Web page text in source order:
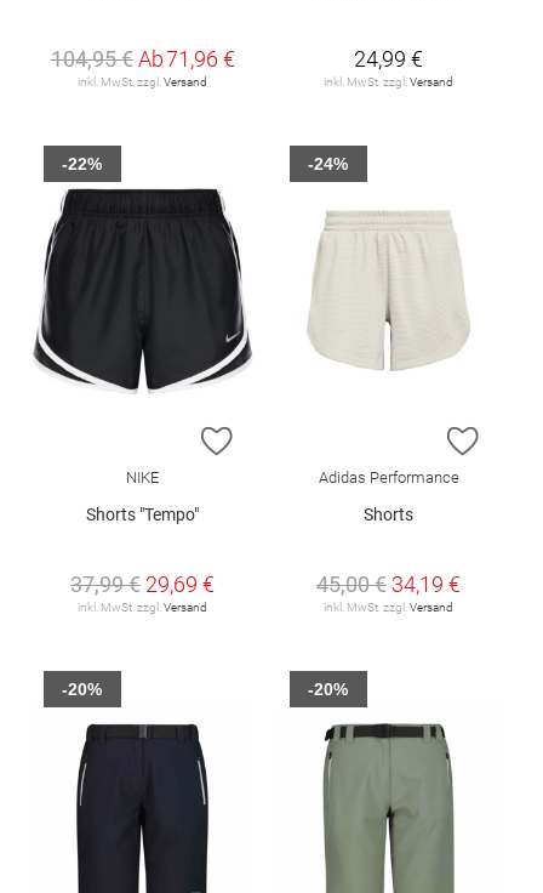
104,95 € Ab71,96 €
inkl. MwSt. zzgl. Versand
24,99 €
inkl. MwSt. zzgl. Versand
ZUR WUNSCHLISTE HINZUFÜGEN
NIKE
Shorts "Tempo"
37,99 € 29,69 €
inkl. MwSt. zzgl. Versand
-22%
ZUR
Adidas Performance
Shorts
45,00 € 34,19 €
inkl. MwSt. zzgl. Versand
-24%
-20% -20%